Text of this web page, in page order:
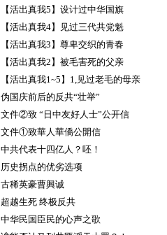
【活出真我5】设计过中华国旗
【活出真我4】见过三代共党魁
【活出真我3】尊卑交织的青春
【活出真我2】被毛害死的父亲
【活出真我1~5】1,见过老毛的母亲
伪国庆前后的反共“壮举”
文件②致 “日中友好人士”公开信
文件①致華人華僑公開信
中共代表十四亿人？呸！
历史拐点的优劣选项
古稀英豪曹興诚
超越生死 终极反共
中华民国臣民的心声之歌